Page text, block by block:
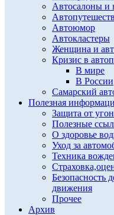
Автосалоны и
Автоюмор
Автокластеры
Женщина и
Кризис в
В мире
В России
Самарский
Полезная
Защита от
Полезные
О здоровье
Уход за
Техника
Безопасность
движения
Прочее
Архив